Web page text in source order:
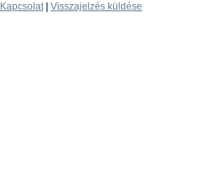
Kapcsolat| Visszajelzés küldése